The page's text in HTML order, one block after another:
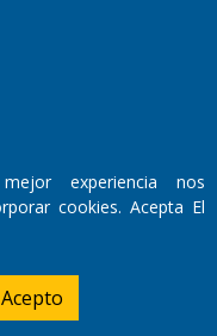
experiencia nos
cookies. Acepta El